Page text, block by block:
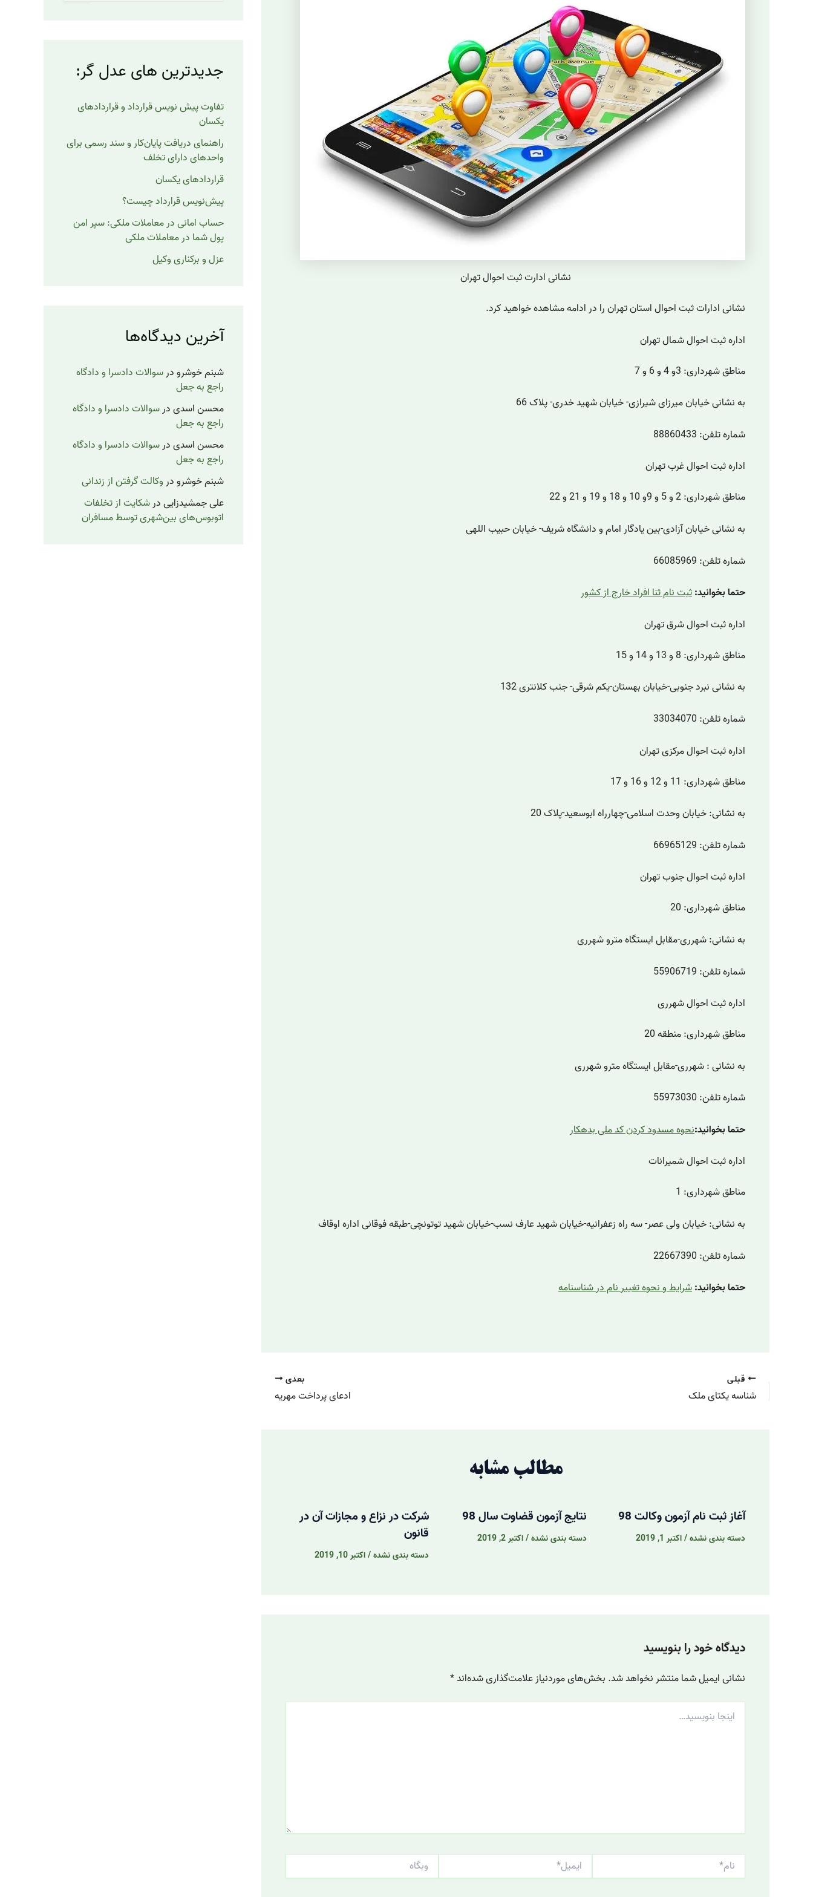
نشانی ادارت ثبت احوال تهران
نشانی ادارات ثبت احوال استان تهران را در ادامه مشاهده خواهید کرد.
اداره ثبت احوال شمال تهران
مناطق شهرداری: 3و 4 و 6 و 7
به نشانی خیابان میرزای شیرازی- خیابان شهید خدری- پلاک 66
شماره تلفن: 88860433
اداره ثبت احوال غرب تهران
مناطق شهرداری: 2 و 5 و 9و 10 و 18 و 19 و 21 و 22
به نشانی خیابان آزادی-بین یادگار امام و دانشگاه شریف- خیابان حبیب اللهی
شماره تلفن: 66085969
حتما بخوانید:ثبت نام ثنا افراد خارج از کشور
اداره ثبت احوال شرق تهران
مناطق شهرداری: 8 و 13 و 14 و 15
به نشانی نبرد جنوبی-خیابان بهستان-یکم شرقی- جنب کلانتری 132
شماره تلفن: 33034070
اداره ثبت احوال مرکزی تهران
مناطق شهرداری: 11 و 12 و 16 و 17
به نشانی: خیابان وحدت اسلامی-چهارراه ابوسعید-پلاک 20
شماره تلفن: 66965129
اداره ثبت احوال جنوب تهران
مناطق شهرداری: 20
به نشانی: شهرری-مقابل ایستگاه مترو شهرری
شماره تلفن: 55906719
اداره ثبت احوال شهرری
مناطق شهرداری: منطقه 20
به نشانی : شهرری-مقابل ایستگاه مترو شهرری
شماره تلفن: 55973030
حتما بخوانید:نحوه مسدود کردن کد ملی بدهکار
اداره ثبت احوال شمیرانات
مناطق شهرداری: 1
به نشانی: خیابان ولی عصر- سه راه زعفرانیه-خیابان شهید عارف نسب-خیابان شهید توتونچی-طبقه فوقانی اداره اوقاف
شماره تلفن: 22667390
حتما بخوانید:شرایط و نحوه تغییر نام در شناسنامه
قبلی
شناسه یکتای ملک
بعدی
ادعای پرداخت مهریه
مطالب مشابه
آغاز ثبت نام آزمون وکالت 98
دسته بندی نشده/اکتبر 1, 2019
نتایج آزمون قضاوت سال 98
دسته بندی نشده/اکتبر 2, 2019
شرکت در نزاع و مجازات آن در
قانون
دسته بندی نشده/اکتبر 10, 2019
دیدگاه‌ خود را بنویسید
نشانی ایمیل شما منتشر نخواهد شد. بخش‌های موردنیاز علامت‌گذاری شده‌اند*
اینجا
بنویسید…
نام* ایمیل* وبگاه
اجدیدترین های عدل گر:
تفاوت پیش نویس قرارداد و قراردادهای
یکسان
راهنمای دریافت پایان‌کار و سند رسمی برای
واحدهای دارای تخلف
قراردادهای یکسان
پیش‌نویس قرارداد چیست؟
حساب امانی در معاملات ملکی: سپر امن
پول شما در معاملات ملکی
عزل و برکناری وکیل
آخرین دیدگاه‌ها
شبنم خوشرودرسوالات دادسرا و دادگاه
راجع به جعل
محسن اسدیدرسوالات دادسرا و دادگاه
راجع به جعل
محسن اسدیدرسوالات دادسرا و دادگاه
راجع به جعل
شبنم خوشرودروکالت گرفتن از زندانی
علی جمشیدزاییدرشکایت از تخلفات
اتوبوس‌های بین‌شهری توسط مسافران